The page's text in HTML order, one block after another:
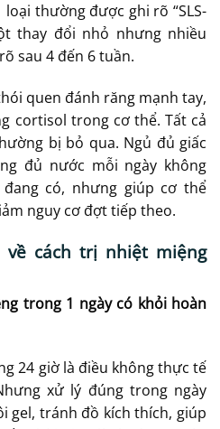
thường được ghi rõ “SLS-
thay đổi nhỏ nhưng nhiều
sau 4 đến 6 tuần.
quen đánh răng mạnh tay,
cortisol trong cơ thể. Tất cả
bị bỏ qua. Ngủ đủ giấc
đủ nước mỗi ngày không
có, nhưng giúp cơ thể
nguy cơ đợt tiếp theo.
về cách trị nhiệt miệng
trong 1 ngày có khỏi hoàn
24 giờ là điều không thực tế
xử lý đúng trong ngày
gel, tránh đồ kích thích, giúp